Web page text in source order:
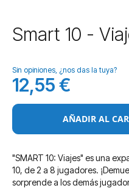
Saltar
al
de
la
galería
de
Smart 10 -
Sin opiniones, ¿nos das la tuya?
12,55 €
AÑADIR AL
"SMART 10: Viajes" es una
10, de 2 a 8 jugadores.
sorprende a los demás